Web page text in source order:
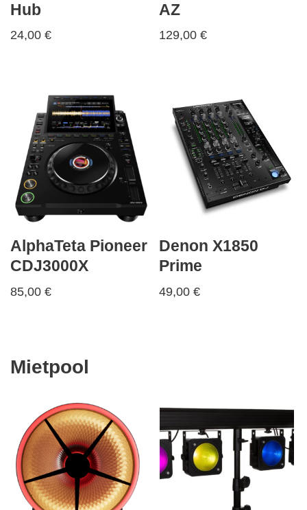
Hub
24,00 €
AZ
129,00€
AlphaTeta Pioneer
CDJ3000X
85,00 €
Denon X1850
Prime
49,00€
Mietpool